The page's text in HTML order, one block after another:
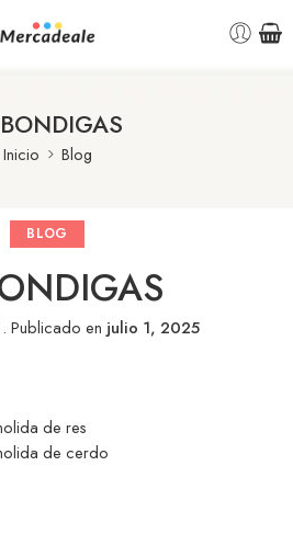
Inicio Blog
BLOG
. Publicado en julio 1, 2025
de res
de cerdo